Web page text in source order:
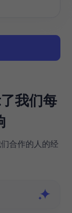
我们每
合作的人的经